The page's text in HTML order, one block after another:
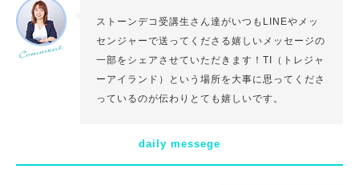
ストーンデコ受講生さん達がいつもLINEやメッ
センジャーで送ってくださる嬉しいメッセージの
一部をシェアさせていただきます！TI（トレジャ
ーアイランド）という場所を大事に思ってくださ
っているのが伝わりとても嬉しいです。
daily messege